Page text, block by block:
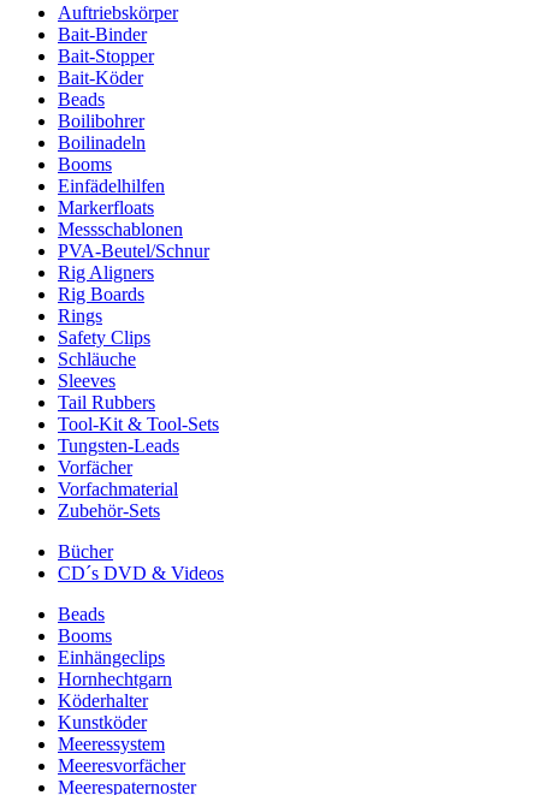
Auftriebskörper
Bait-Binder
Bait-Stopper
Bait-Köder
Beads
Boilibohrer
Boilinadeln
Booms
Einfädelhilfen
Markerfloats
Messschablonen
PVA-Beutel/Schnur
Rig Aligners
Rig Boards
Rings
Safety Clips
Schläuche
Sleeves
Tail Rubbers
Tool-Kit & Tool-Sets
Tungsten-Leads
Vorfächer
Vorfachmaterial
Zubehör-Sets
Bücher
CD´s DVD & Videos
Beads
Booms
Einhängeclips
Hornhechtgarn
Köderhalter
Kunstköder
Meeressystem
Meeresvorfächer
Meerespaternoster